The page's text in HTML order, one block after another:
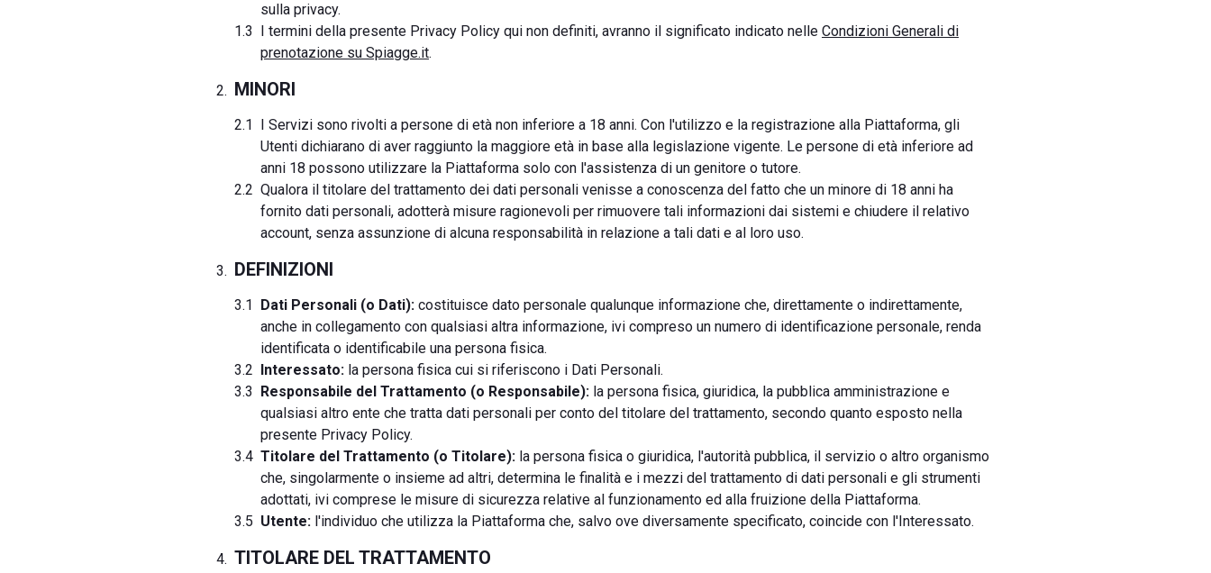
sulla privacy.
I termini della presente Privacy Policy qui non definiti, avranno il significato indicato nelle Condizioni Generali di
prenotazione su Spiagge.it.
MINORI
I Servizi sono rivolti a persone di età non inferiore a 18 anni. Con l'utilizzo e la registrazione alla Piattaforma, gli
Utenti dichiarano di aver raggiunto la maggiore età in base alla legislazione vigente. Le persone di età inferiore ad
anni 18 possono utilizzare la Piattaforma solo con l'assistenza di un genitore o tutore.
Qualora il titolare del trattamento dei dati personali venisse a conoscenza del fatto che un minore di 18 anni ha
fornito dati personali, adotterà misure ragionevoli per rimuovere tali informazioni dai sistemi e chiudere il relativo
account, senza assunzione di alcuna responsabilità in relazione a tali dati e al loro uso.
DEFINIZIONI
Dati Personali (o Dati): costituisce dato personale qualunque informazione che, direttamente o indirettamente,
anche in collegamento con qualsiasi altra informazione, ivi compreso un numero di identificazione personale, renda
identificata o identificabile una persona fisica.
Interessato: la persona fisica cui si riferiscono i Dati Personali.
Responsabile del Trattamento (o Responsabile): la persona fisica, giuridica, la pubblica amministrazione e
qualsiasi altro ente che tratta dati personali per conto del titolare del trattamento, secondo quanto esposto nella
presente Privacy Policy.
Titolare del Trattamento (o Titolare): la persona fisica o giuridica, l'autorità pubblica, il servizio o altro organismo
che, singolarmente o insieme ad altri, determina le finalità e i mezzi del trattamento di dati personali e gli strumenti
adottati, ivi comprese le misure di sicurezza relative al funzionamento ed alla fruizione della Piattaforma.
Utente: l'individuo che utilizza la Piattaforma che, salvo ove diversamente specificato, coincide con l'Interessato.
TITOLARE DEL TRATTAMENTO